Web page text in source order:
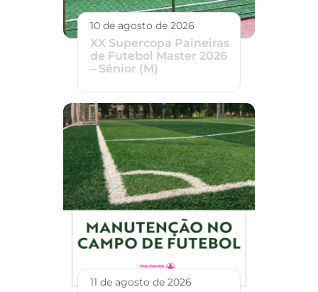
10 de agosto de 2026
XX Supercopa Paineiras
de Futebol Master 2026
– Sênior (M)
11 de agosto de 2026